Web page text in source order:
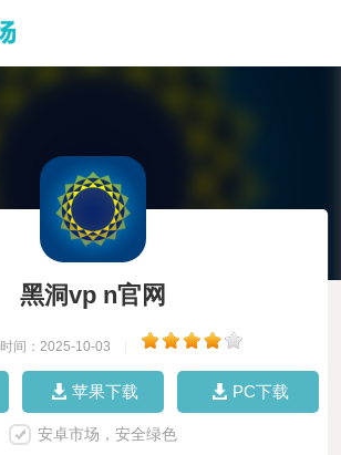
黑洞vp n官网
时间：2025-10-03
苹果下载 PC下载
安卓市场，安全绿色